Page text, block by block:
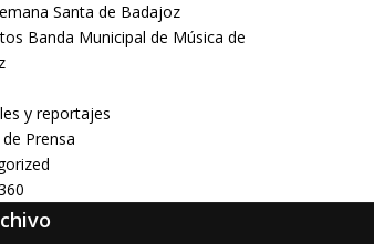
Santa de Badajoz
Banda Municipal de Música de
y reportajes
Prensa